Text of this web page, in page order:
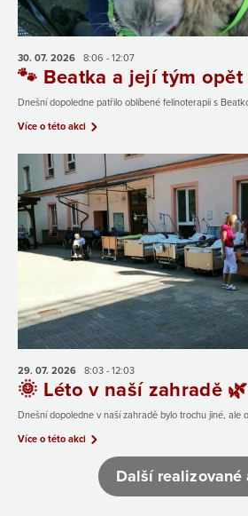
30. 07. 2026 8:06 - 12:07
🐾 Beatka a její tým opět
Dnešní dopoledne patřilo oblíbené felinoterapii s
Více o této akci
29. 07. 2026 8:03 - 12:03
🌞 Léto v naší zahradě 🌿
Dnešní dopoledne v naší zahradě bylo trochu jiné, ale
Více o této akci
Další realizované